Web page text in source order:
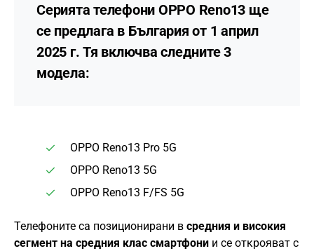
Серията телефони OPPO Reno13 ще
се предлага в България от 1 април
2025 г. Тя включва следните 3
модела:
OPPO Reno13 Pro 5G
OPPO Reno13 5G
OPPO Reno13 F/FS 5G
Телефоните са позиционирани в средния и високия
сегмент на средния клас смартфони и се открояват с